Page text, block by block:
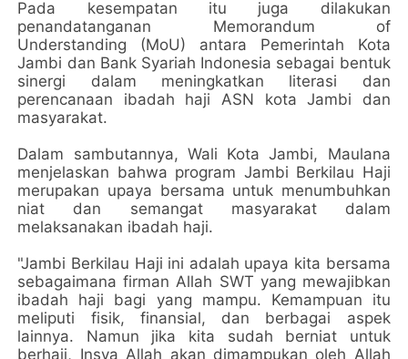
Pada kesempatan itu juga dilakukan
penandatanganan Memorandum of
Understanding (MoU) antara Pemerintah Kota
Jambi dan Bank Syariah Indonesia sebagai bentuk
sinergi dalam meningkatkan literasi dan
perencanaan ibadah haji ASN kota Jambi dan
masyarakat.
Dalam sambutannya, Wali Kota Jambi, Maulana
menjelaskan bahwa program Jambi Berkilau Haji
merupakan upaya bersama untuk menumbuhkan
niat dan semangat masyarakat dalam
melaksanakan ibadah haji.
"Jambi Berkilau Haji ini adalah upaya kita bersama
sebagaimana firman Allah SWT yang mewajibkan
ibadah haji bagi yang mampu. Kemampuan itu
meliputi fisik, finansial, dan berbagai aspek
lainnya. Namun jika kita sudah berniat untuk
berhaji, Insya Allah akan dimampukan oleh Allah